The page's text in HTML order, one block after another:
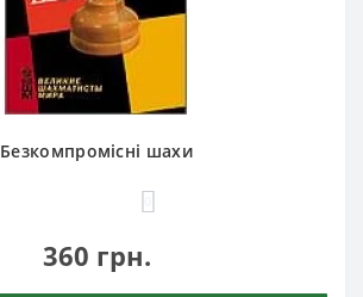
Безкомпромісні шахи
360 грн.